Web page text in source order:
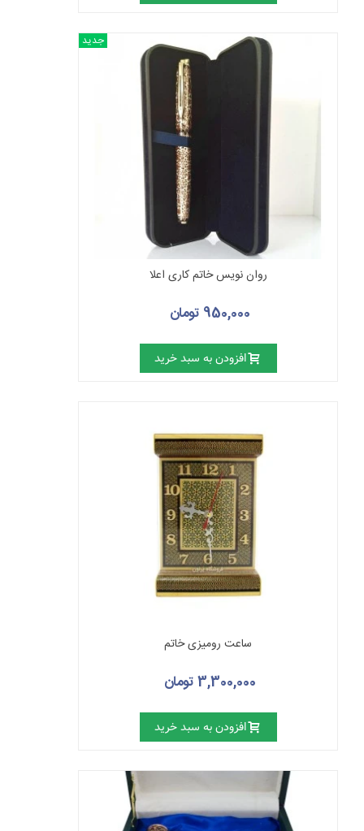
جدید
روان نویس خاتم کاری اعلا
950,000 تومان
افزودن به سبد خرید
ساعت رومیزی خاتم
3,300,000 تومان
افزودن به سبد خرید